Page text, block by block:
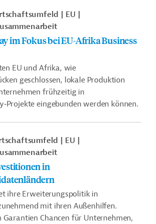
EU
im Fokus bei EU-Afrika Business
EU und Afrika, wie
geschlossen, lokale Produktion
frühzeitig in
eingebunden werden können.
EU
in
ihre Erweiterungspolitik in
mit ihren Außenhilfen.
Garantien Chancen für Unternehmen,